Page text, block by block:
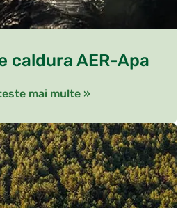
caldura AER-Apa
mai multe »